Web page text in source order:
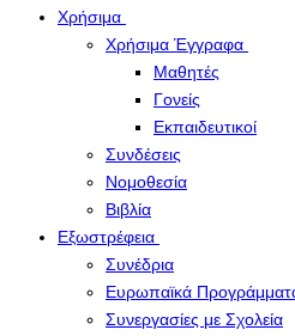
Χρήσιμα
Χρήσιμα Έγγραφα
Μαθητές
Γονείς
Εκπαιδευτικοί
Συνδέσεις
Νομοθεσία
Βιβλία
Εξωστρέφεια
Συνέδρια
Ευρωπαϊκά
Συνεργασίες με Σχολεία